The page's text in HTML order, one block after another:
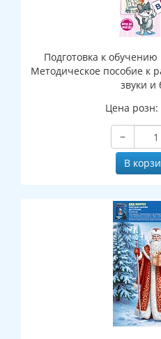
Подготовка к обучению
Методическое пособие к
звуки и
Цена розн:
−
В